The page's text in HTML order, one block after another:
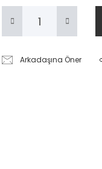
Arkadaşına Öner